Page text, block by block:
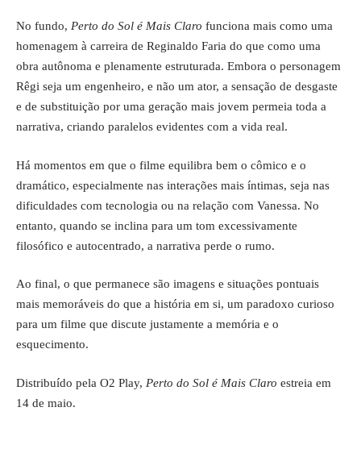
No fundo, Perto do Sol é Mais Claro funciona mais como uma
homenagem à carreira de Reginaldo Faria do que como uma
obra autônoma e plenamente estruturada. Embora o personagem
Rêgi seja um engenheiro, e não um ator, a sensação de desgaste
e de substituição por uma geração mais jovem permeia toda a
narrativa, criando paralelos evidentes com a vida real.
Há momentos em que o filme equilibra bem o cômico e o
dramático, especialmente nas interações mais íntimas, seja nas
dificuldades com tecnologia ou na relação com Vanessa. No
entanto, quando se inclina para um tom excessivamente
filosófico e autocentrado, a narrativa perde o rumo.
Ao final, o que permanece são imagens e situações pontuais
mais memoráveis do que a história em si, um paradoxo curioso
para um filme que discute justamente a memória e o
esquecimento.
Distribuído pela O2 Play, Perto do Sol é Mais Claro estreia em
14 de maio.